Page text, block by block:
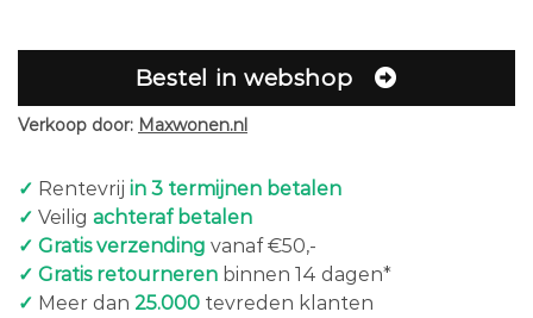
Bestel in webshop
Verkoop door: Maxwonen.nl
✓ Rentevrij in 3 termijnen betalen
✓ Veilig achteraf betalen
✓ Gratis verzending vanaf €50,-
✓ Gratis retourneren binnen 14 dagen*
✓ Meer dan 25.000 tevreden klanten